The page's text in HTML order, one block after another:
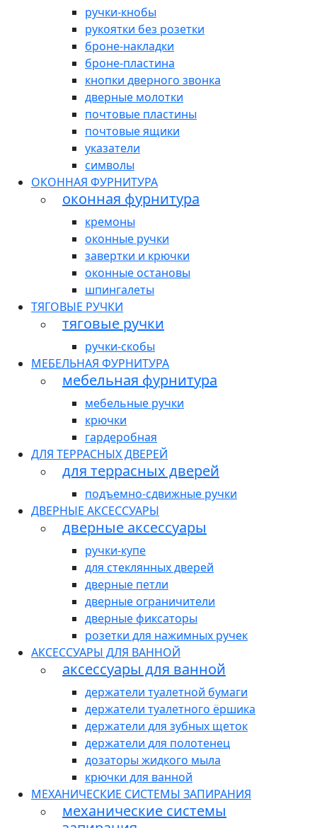
ручки-кнобы
рукоятки без розетки
броне-накладки
броне-пластина
кнопки дверного звонка
дверные молотки
почтовые пластины
почтовые ящики
указатели
символы
ОКОННАЯ ФУРНИТУРА
оконная фурнитура
кремоны
оконные ручки
завертки и крючки
оконные остановы
шпингалеты
ТЯГОВЫЕ РУЧКИ
тяговые ручки
ручки-скобы
МЕБЕЛЬНАЯ ФУРНИТУРА
мебельная фурнитура
мебельные ручки
крючки
гардеробная
ДЛЯ ТЕРРАСНЫХ ДВЕРЕЙ
для террасных дверей
подъемно-сдвижные ручки
ДВЕРНЫЕ АКСЕССУАРЫ
дверные аксессуары
ручки-купе
для стеклянных дверей
дверные петли
дверные ограничители
дверные фиксаторы
розетки для нажимных ручек
АКСЕССУАРЫ ДЛЯ ВАННОЙ
аксессуары для ванной
держатели туалетной бумаги
держатели туалетного ёршика
держатели для зубных щеток
держатели для полотенец
дозаторы жидкого мыла
крючки для ванной
МЕХАНИЧЕСКИЕ СИСТЕМЫ ЗАПИРАНИЯ
механические системы